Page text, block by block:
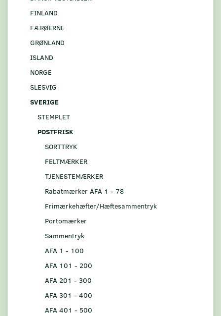
FINLAND
FÆRØERNE
GRØNLAND
ISLAND
NORGE
SLESVIG
SVERIGE
STEMPLET
POSTFRISK
SORTTRYK
FELTMÆRKER
TJENESTEMÆRKER
Rabatmærker AFA 1 - 78
Frimærkehæfter/Hæftesammentryk
Portomærker
Sammentryk
AFA 1 - 100
AFA 101 - 200
AFA 201 - 300
AFA 301 - 400
AFA 401 - 500